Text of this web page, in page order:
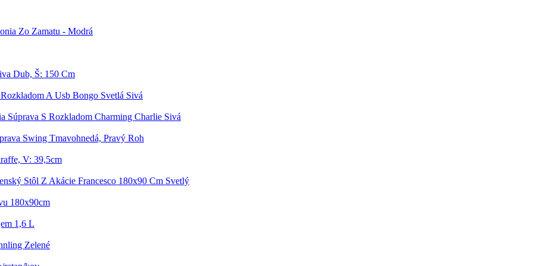
Zo Zamatu - Modrá
Dub, Š: 150 Cm
A Usb Bongo Svetlá Sivá
Súprava S Rozkladom Charming Charlie Sivá
Swing Tmavohnedá, Pravý Roh
V: 39,5cm
Stôl Z Akácie Francesco 180x90 Cm Svetlý
180x90cm
1,6 L
Zelené